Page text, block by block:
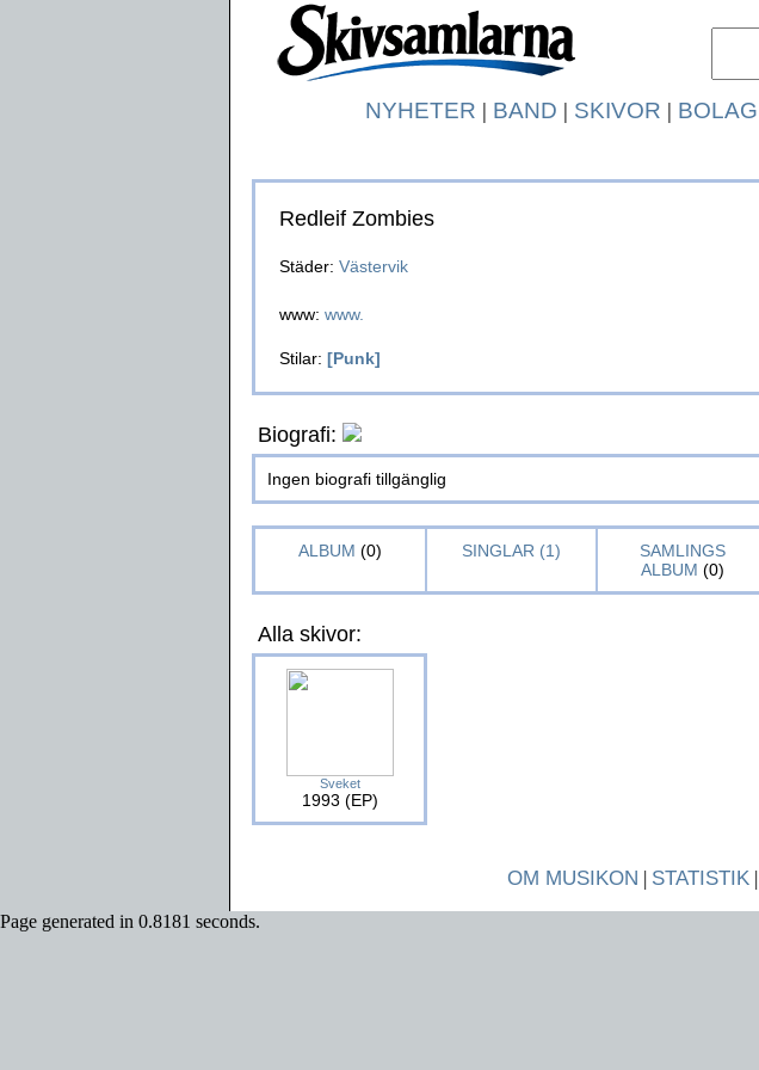
NYHETER | BAND | SKIVOR | BOLAG
Redleif Zombies
Städer: Västervik
www: www.
Stilar: [Punk]
Biografi:
Ingen biografi tillgänglig
ALBUM (0) SINGLAR (1)
SAMLINGS
ALBUM (0)
Alla skivor:
Sveket
1993 (EP)
OM MUSIKON | STATISTIK|
Page generated in 0.8181 seconds.